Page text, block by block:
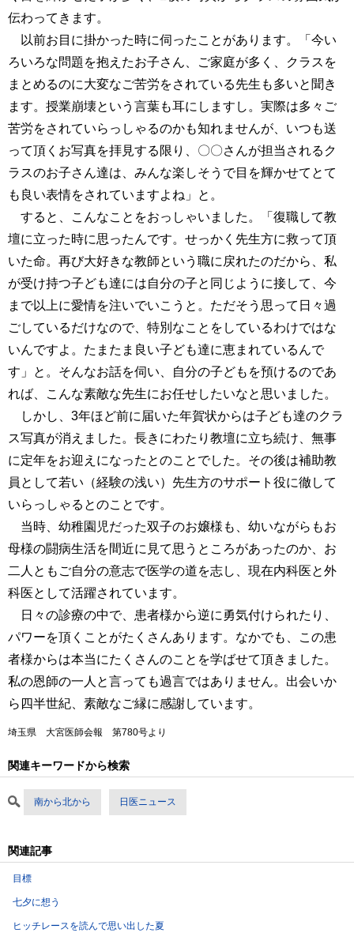
伝わってきます。
以前お目に掛かった時に伺ったことがあります。「今い
ろいろな問題を抱えたお子さん、ご家庭が多く、クラスを
まとめるのに大変なご苦労をされている先生も多いと聞き
ます。授業崩壊という言葉も耳にしますし。実際は多々ご
苦労をされていらっしゃるのかも知れませんが、いつも送
って頂くお写真を拝見する限り、〇〇さんが担当されるク
ラスのお子さん達は、みんな楽しそうで目を輝かせてとて
も良い表情をされていますよね」と。
すると、こんなことをおっしゃいました。「復職して教
壇に立った時に思ったんです。せっかく先生方に救って頂
いた命。再び大好きな教師という職に戻れたのだから、私
が受け持つ子ども達には自分の子と同じように接して、今
まで以上に愛情を注いでいこうと。ただそう思って日々過
ごしているだけなので、特別なことをしているわけではな
いんですよ。たまたま良い子ども達に恵まれているんで
す」と。そんなお話を伺い、自分の子どもを預けるのであ
れば、こんな素敵な先生にお任せしたいなと思いました。
しかし、3年ほど前に届いた年賀状からは子ども達のクラ
ス写真が消えました。長きにわたり教壇に立ち続け、無事
に定年をお迎えになったとのことでした。その後は補助教
員として若い（経験の浅い）先生方のサポート役に徹して
いらっしゃるとのことです。
当時、幼稚園児だった双子のお嬢様も、幼いながらもお
母様の闘病生活を間近に見て思うところがあったのか、お
二人ともご自分の意志で医学の道を志し、現在内科医と外
科医として活躍されています。
日々の診療の中で、患者様から逆に勇気付けられたり、
パワーを頂くことがたくさんあります。なかでも、この患
者様からは本当にたくさんのことを学ばせて頂きました。
私の恩師の一人と言っても過言ではありません。出会いか
ら四半世紀、素敵なご縁に感謝しています。
埼玉県 大宮医師会報 第780号より
関連キーワードから検索
南から北から 日医ニュース
関連記事
目標
七夕に想う
ヒッチレースを読んで思い出した夏